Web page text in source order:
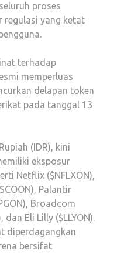
proses
regulasi yang ketat
terhadap
memperluas
delapan token
pada tanggal 13
(IDR), kini
eksposur
Netflix ($NFLXON),
Palantir
Broadcom
dan Eli Lilly ($LLYON).
diperdagangkan
bersifat